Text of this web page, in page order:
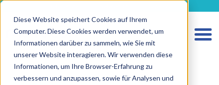
Diese Website speichert Cookies auf Ihrem
Computer. Diese Cookies werden verwendet, um
Informationen darüber zu sammeln, wie Sie mit
unserer Website interagieren. Wir verwenden diese
Informationen, um Ihre Browser-Erfahrung zu
verbessern und anzupassen, sowie für Analysen und